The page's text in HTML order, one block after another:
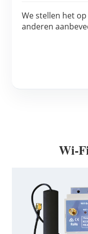
We stellen het
anderen
Wi-